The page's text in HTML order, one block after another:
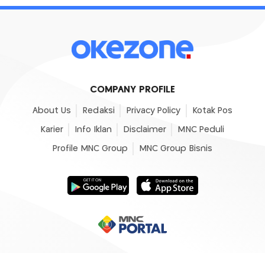
COMPANY PROFILE
About Us Redaksi Privacy Policy Kotak Pos
Karier Info Iklan Disclaimer MNC Peduli
Profile MNC Group MNC Group Bisnis